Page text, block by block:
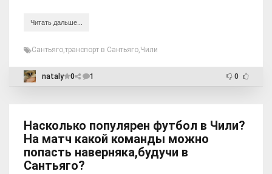
Читать дальше...
Сантьяго транспорт в Сантьяго Чили
nataly 0 1 0
Насколько популярен футбол в Чили?
На матч какой команды можно
попасть наверняка,будучи в
Сантьяго?